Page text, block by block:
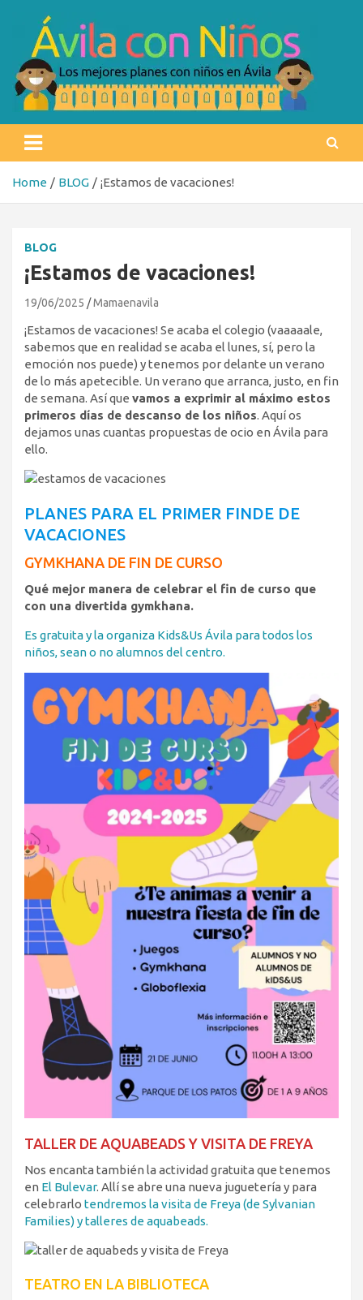
content
Ávila con niños
Home BLOG ¡Estamos de vacaciones!
BLOG
¡Estamos de vacaciones!
19/06/2025 Mamaenavila
¡Estamos de vacaciones! Se acaba el colegio (vaaaaale,
sabemos que en realidad se acaba el lunes, sí, pero la
emoción nos puede) y tenemos por delante un verano
de lo más apetecible. Un verano que arranca, justo, en fin
de semana. Así que vamos a exprimir al máximo estos
primeros días de descanso de los niños. Aquí os
dejamos unas cuantas propuestas de ocio en Ávila para
ello.
PLANES PARA EL PRIMER FINDE DE
VACACIONES
GYMKHANA DE FIN DE CURSO
Qué mejor manera de celebrar el fin de curso que
con una divertida gymkhana.
Es gratuita y la organiza Kids&Us Ávila para todos los
niños, sean o no alumnos del centro.
TALLER DE AQUABEADS Y VISITA DE FREYA
Nos encanta también la actividad gratuita que tenemos
en El Bulevar. Allí se abre una nueva juguetería y para
celebrarlo tendremos la visita de Freya (de Sylvanian
Families) y talleres de aquabeads.
TEATRO EN LA BIBLIOTECA